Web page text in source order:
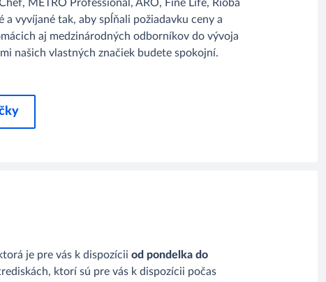
METRO Professional, ARO, Fine Life, Rioba
a vyvíjané tak, aby spĺňali požiadavku ceny a
aj medzinárodných odborníkov do vývoja
našich vlastných značiek budete spokojní.
je pre vás k dispozícii od pondelka do
ktorí sú pre vás k dispozícii počas